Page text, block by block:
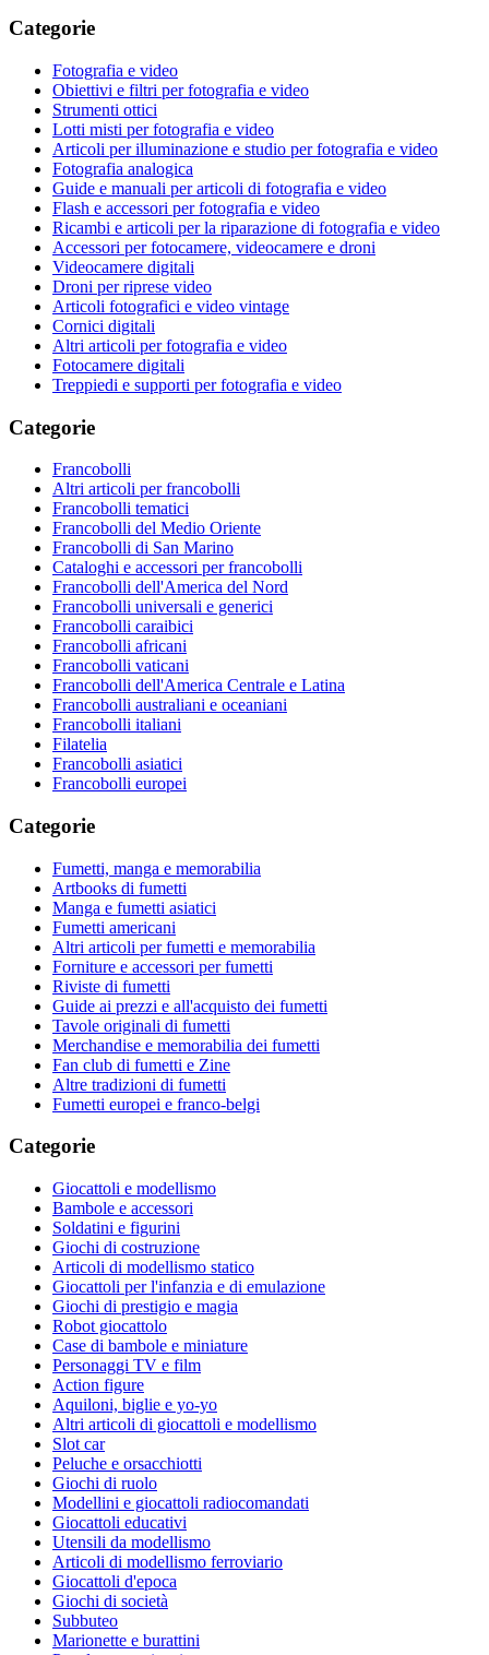
Categorie
Fotografia e video
Obiettivi e filtri per fotografia e video
Strumenti ottici
Lotti misti per fotografia e video
Articoli per illuminazione e studio per fotografia e video
Fotografia analogica
Guide e manuali per articoli di fotografia e video
Flash e accessori per fotografia e video
Ricambi e articoli per la riparazione di fotografia e video
Accessori per fotocamere, videocamere e droni
Videocamere digitali
Droni per riprese video
Articoli fotografici e video vintage
Cornici digitali
Altri articoli per fotografia e video
Fotocamere digitali
Treppiedi e supporti per fotografia e video
Categorie
Francobolli
Altri articoli per francobolli
Francobolli tematici
Francobolli del Medio Oriente
Francobolli di San Marino
Cataloghi e accessori per francobolli
Francobolli dell'America del Nord
Francobolli universali e generici
Francobolli caraibici
Francobolli africani
Francobolli vaticani
Francobolli dell'America Centrale e Latina
Francobolli australiani e oceaniani
Francobolli italiani
Filatelia
Francobolli asiatici
Francobolli europei
Categorie
Fumetti, manga e memorabilia
Artbooks di fumetti
Manga e fumetti asiatici
Fumetti americani
Altri articoli per fumetti e memorabilia
Forniture e accessori per fumetti
Riviste di fumetti
Guide ai prezzi e all'acquisto dei fumetti
Tavole originali di fumetti
Merchandise e memorabilia dei fumetti
Fan club di fumetti e Zine
Altre tradizioni di fumetti
Fumetti europei e franco-belgi
Categorie
Giocattoli e modellismo
Bambole e accessori
Soldatini e figurini
Giochi di costruzione
Articoli di modellismo statico
Giocattoli per l'infanzia e di emulazione
Giochi di prestigio e magia
Robot giocattolo
Case di bambole e miniature
Personaggi TV e film
Action figure
Aquiloni, biglie e yo-yo
Altri articoli di giocattoli e modellismo
Slot car
Peluche e orsacchiotti
Giochi di ruolo
Modellini e giocattoli radiocomandati
Giocattoli educativi
Utensili da modellismo
Articoli di modellismo ferroviario
Giocattoli d'epoca
Giochi di società
Subbuteo
Marionette e burattini